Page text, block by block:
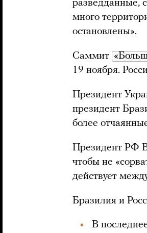
разведданные,
много
остановлены».
Саммит
19 ноября.
Президент
президент
более
Президент РФ
чтобы не
действует
Бразилия и
В